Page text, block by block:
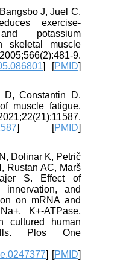
Bangsbo J, Juel C.
exercise‐
potassium
skeletal muscle
9.
] [PMID
D, Constantin D.
of muscle fatigue.
] [PMID
Dolinar K, Petrič
Rustan AC, Marš
S. Effect of
innervation, and
on mRNA and
K+-ATPase,
cultured human
Plos One
] [PMID